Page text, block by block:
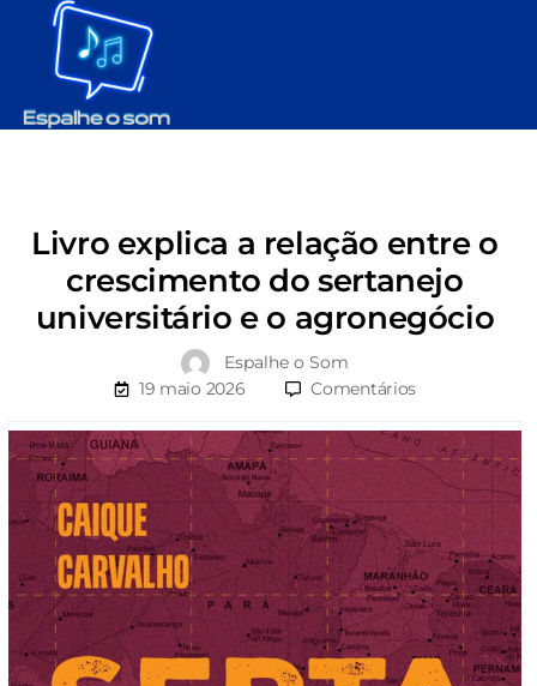
Livro explica a relação entre o
crescimento do sertanejo
universitário e o agronegócio
Espalhe o Som
19 maio 2026
Comentários